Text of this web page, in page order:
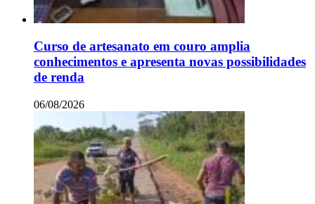
Curso de artesanato em couro amplia
conhecimentos e apresenta novas possibilidades
de renda
06/08/2026